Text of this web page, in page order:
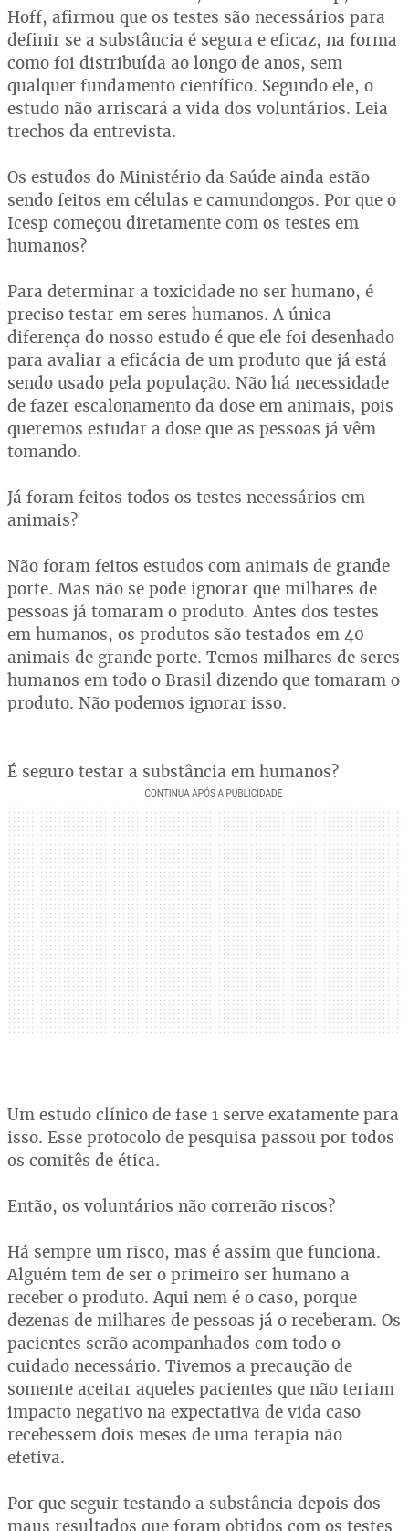
Hoff, afirmou que os testes são necessários para
definir se a substância é segura e eficaz, na forma
como foi distribuída ao longo de anos, sem
qualquer fundamento científico. Segundo ele, o
estudo não arriscará a vida dos voluntários. Leia
trechos da entrevista.
Os estudos do Ministério da Saúde ainda estão
sendo feitos em células e camundongos. Por que o
Icesp começou diretamente com os testes em
humanos?
Para determinar a toxicidade no ser humano, é
preciso testar em seres humanos. A única
diferença do nosso estudo é que ele foi desenhado
para avaliar a eficácia de um produto que já está
sendo usado pela população. Não há necessidade
de fazer escalonamento da dose em animais, pois
queremos estudar a dose que as pessoas já vêm
tomando.
Já foram feitos todos os testes necessários em
animais?
Não foram feitos estudos com animais de grande
porte. Mas não se pode ignorar que milhares de
pessoas já tomaram o produto. Antes dos testes
em humanos, os produtos são testados em 40
animais de grande porte. Temos milhares de seres
humanos em todo o Brasil dizendo que tomaram o
produto. Não podemos ignorar isso.
É seguro testar a substância em humanos?
Um estudo clínico de fase 1 serve exatamente para
isso. Esse protocolo de pesquisa passou por todos
os comitês de ética.
Então, os voluntários não correrão riscos?
Há sempre um risco, mas é assim que funciona.
Alguém tem de ser o primeiro ser humano a
receber o produto. Aqui nem é o caso, porque
dezenas de milhares de pessoas já o receberam. Os
pacientes serão acompanhados com todo o
cuidado necessário. Tivemos a precaução de
somente aceitar aqueles pacientes que não teriam
impacto negativo na expectativa de vida caso
recebessem dois meses de uma terapia não
efetiva.
Por que seguir testando a substância depois dos
maus resultados que foram obtidos com os testes